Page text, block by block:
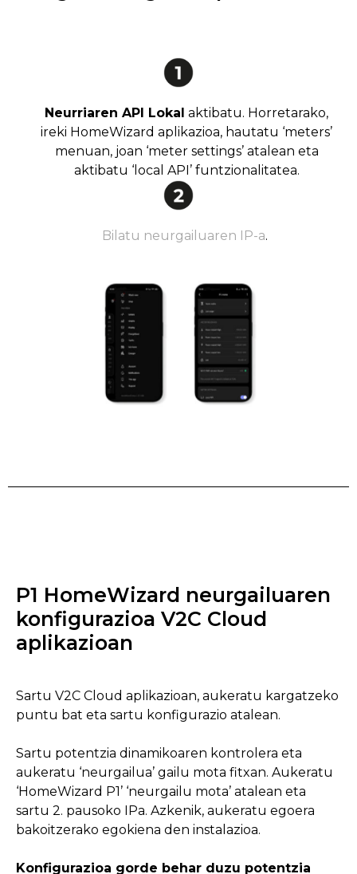
Neurriaren API Lokal aktibatu. Horretarako,
ireki HomeWizard aplikazioa, hautatu ‘meters’
menuan, joan ‘meter settings’ atalean eta
aktibatu ‘local API’ funtzionalitatea.
Bilatu neurgailuaren IP-a.
P1 HomeWizard neurgailuaren
konfigurazioa V2C Cloud
aplikazioan
Sartu V2C Cloud aplikazioan, aukeratu kargatzeko
puntu bat eta sartu konfigurazio atalean.
Sartu potentzia dinamikoaren kontrolera eta
aukeratu ‘neurgailua’ gailu mota fitxan. Aukeratu
‘HomeWizard P1’ ‘neurgailu mota’ atalean eta
sartu 2. pausoko IPa. Azkenik, aukeratu egoera
bakoitzerako egokiena den instalazioa.
Konfigurazioa gorde behar duzu potentzia